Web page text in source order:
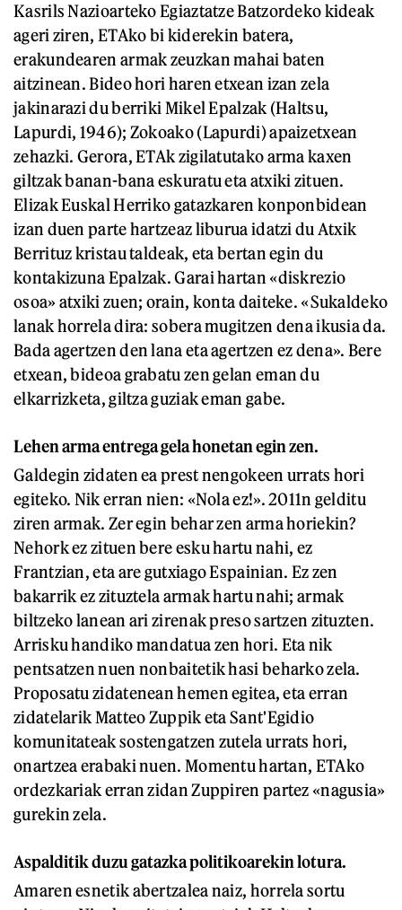
Kasrils Nazioarteko Egiaztatze Batzordeko kideak
ageri ziren, ETAko bi kiderekin batera,
erakundearen armak zeuzkan mahai baten
aitzinean. Bideo hori haren etxean izan zela
jakinarazi du berriki Mikel Epalzak (Haltsu,
Lapurdi, 1946); Zokoako (Lapurdi) apaizetxean
zehazki. Gerora, ETAk zigilatutako arma kaxen
giltzak banan-bana eskuratu eta atxiki zituen.
Elizak Euskal Herriko gatazkaren konponbidean
izan duen parte hartzeaz liburua idatzi du Atxik
Berrituz kristau taldeak, eta bertan egin du
kontakizuna Epalzak. Garai hartan «diskrezio
osoa» atxiki zuen; orain, konta daiteke. «Sukaldeko
lanak horrela dira: sobera mugitzen dena ikusia da.
Bada agertzen den lana eta agertzen ez dena». Bere
etxean, bideoa grabatu zen gelan eman du
elkarrizketa, giltza guziak eman gabe.
Lehen arma entrega gela honetan egin zen.
Galdegin zidaten ea prest nengokeen urrats hori
egiteko. Nik erran nien: «Nola ez!». 2011n gelditu
ziren armak. Zer egin behar zen arma horiekin?
Nehork ez zituen bere esku hartu nahi, ez
Frantzian, eta are gutxiago Espainian. Ez zen
bakarrik ez zituztela armak hartu nahi; armak
biltzeko lanean ari zirenak preso sartzen zituzten.
Arrisku handiko mandatua zen hori. Eta nik
pentsatzen nuen nonbaitetik hasi beharko zela.
Proposatu zidatenean hemen egitea, eta erran
zidatelarik Matteo Zuppik eta Sant'Egidio
komunitateak sostengatzen zutela urrats hori,
onartzea erabaki nuen. Momentu hartan, ETAko
ordezkariak erran zidan Zuppiren partez «nagusia»
gurekin zela.
Aspalditik duzu gatazka politikoarekin lotura.
Amaren esnetik abertzalea naiz, horrela sortu